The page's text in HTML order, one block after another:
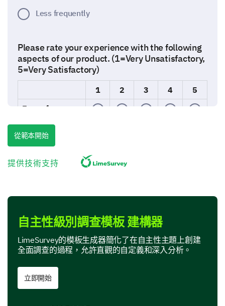
Less frequently
Please rate your experience with the following
aspects of our product. (1=Very Unsatisfactory,
5=Very Satisfactory)
1 2 3 4
5
Ease of use
Performance
Value for money
In this section, we are interested in your perspective
on specific features of our product.
Which features of our product do you find most
useful? (Select all that apply)
Feature A
從範本開始
提供技術支持
自主性級別調查模板 建構器
LimeSurvey的模板生成器簡化了在自主性主題上創建
全面調查的過程，允許直觀的自定義和深入分析。
立即開始